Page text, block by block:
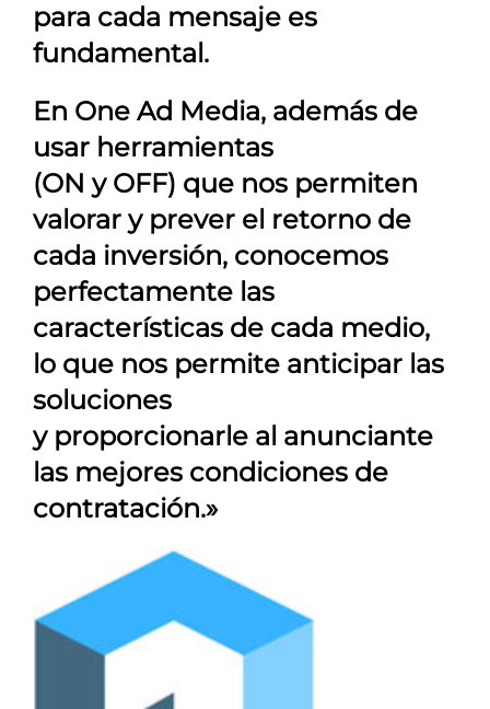
para cada mensaje es
fundamental.
En One Ad Media, además de
usar herramientas
(ON y OFF) que nos permiten
valorar y prever el retorno de
cada inversión, conocemos
perfectamente las
características de cada medio,
lo que nos permite anticipar las
soluciones
y proporcionarle al anunciante
las mejores condiciones de
contratación.»